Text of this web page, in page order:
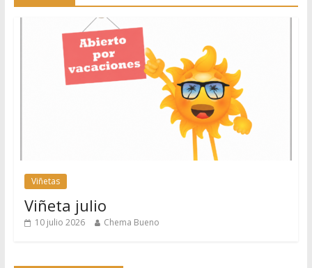
Viñetas
Viñeta julio
10 julio 2026 Chema Bueno